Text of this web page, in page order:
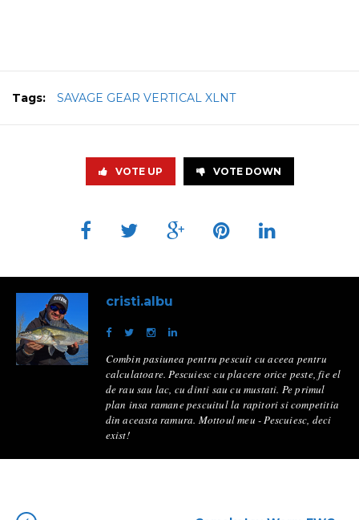
Tags: SAVAGE GEAR VERTICAL XLNT
VOTE UP VOTE DOWN
cristi.albu
Combin pasiunea pentru pescuit cu aceea pentru
calculatoare. Pescuiesc cu placere orice peste, fie el
de rau sau lac, cu dinti sau cu mustati. Pe primul
plan insa ramane pescuitul la rapitori si competitia
din aceasta ramura. Mottoul meu - Pescuiesc, deci
exist!